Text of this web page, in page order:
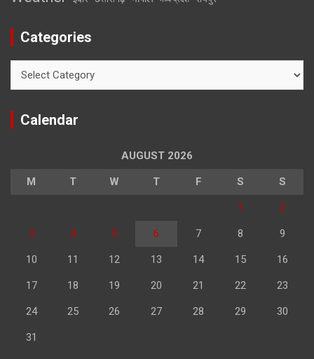
Categories
Calendar
AUGUST 2026
M T W T F S S
1 2
3 4 5 6 7 8 9
10 11 12 13 14 15 16
17 18 19 20 21 22 23
24 25 26 27 28 29 30
31